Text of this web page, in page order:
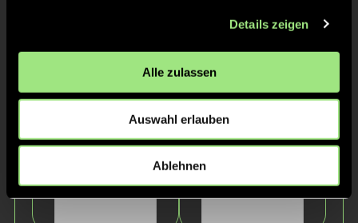
Details zeigen
Alle zulassen
Auswahl erlauben
Ablehnen
Junggebauer